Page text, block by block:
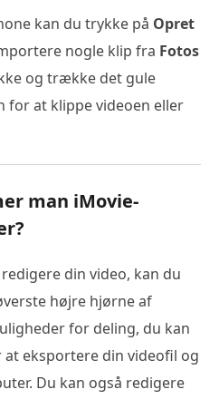
kan du trykke på Opret
nogle klip fra Fotos
og trække det gule
for at klippe videoen eller
man iMovie-
din video, kan du
højre hjørne af
for deling, du kan
at eksportere din videofil og
Du kan også redigere